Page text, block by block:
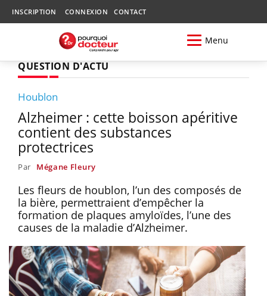
INSCRIPTION CONNEXION CONTACT
Menu
QUESTION D'ACTU
Houblon
Alzheimer : cette boisson apéritive
contient des substances
protectrices
Par Mégane Fleury
Les fleurs de houblon, l’un des composés de
la bière, permettraient d’empêcher la
formation de plaques amyloïdes, l’une des
causes de la maladie d’Alzheimer.